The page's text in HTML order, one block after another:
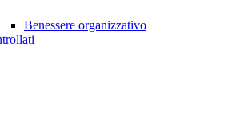
Benessere organizzativo